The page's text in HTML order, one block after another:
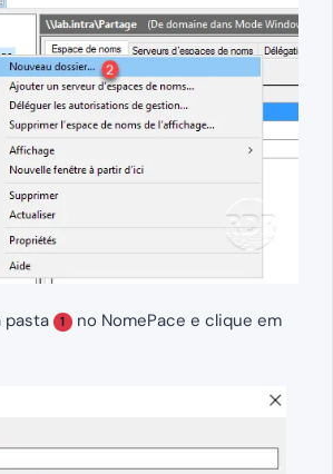
pasta 1 no NomePace e clique em